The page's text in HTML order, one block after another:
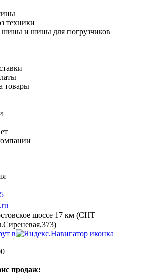
техники
и шины для погрузчиков
товары
шоссе 17 км (СНТ
в
продаж: